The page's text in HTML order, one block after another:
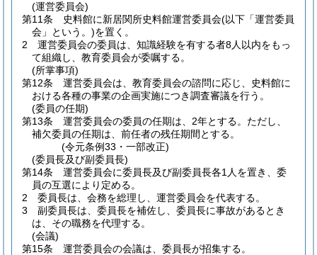
(運営委員会)
第11条
史料館に新居関所史料館運営委員会(以下「運営委員
会」という。)を置く。
2
運営委員会の委員は、知識経験を有する者8人以内をもっ
て組織し、教育委員会が委嘱する。
(所掌事項)
第12条
運営委員会は、教育委員会の諮問に応じ、史料館に
おける各種の事業の企画実施につき調査審議を行う。
(委員の任期)
第13条
運営委員会の委員の任期は、2年とする。 ただし、
補欠委員の任期は、前任者の残任期間とする。
(令元条例33・一部改正)
(委員長及び副委員長)
第14条
運営委員会に委員長及び副委員長各1人を置き、委
員の互選により定める。
2
委員長は、会務を総理し、運営委員会を代表する。
3
副委員長は、委員長を補佐し、委員長に事故があるとき
は、その職務を代理する。
(会議)
第15条
運営委員会の会議は、委員長が招集する。